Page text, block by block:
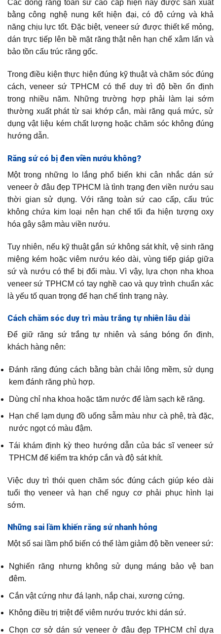
Các dòng răng toàn sứ cao cấp hiện nay được sản xuất
bằng công nghệ nung kết hiện đại, có độ cứng và khả
năng chịu lực tốt. Đặc biệt, veneer sứ được thiết kế mỏng,
dán trực tiếp lên bề mặt răng thật nên hạn chế xâm lấn và
bảo tồn cấu trúc răng gốc.
Trong điều kiện thực hiện đúng kỹ thuật và chăm sóc đúng
cách, veneer sứ TPHCM có thể duy trì độ bền ổn định
trong nhiều năm. Những trường hợp phải làm lại sớm
thường xuất phát từ sai khớp cắn, mài răng quá mức, sử
dụng vật liệu kém chất lượng hoặc chăm sóc không đúng
hướng dẫn.
Răng sứ có bị đen viền nướu không?
Một trong những lo lắng phổ biến khi cân nhắc dán sứ
veneer ở đâu đẹp TPHCM là tình trạng đen viền nướu sau
thời gian sử dụng. Với răng toàn sứ cao cấp, cấu trúc
không chứa kim loại nên hạn chế tối đa hiện tượng oxy
hóa gây sậm màu viền nướu.
Tuy nhiên, nếu kỹ thuật gắn sứ không sát khít, vệ sinh răng
miệng kém hoặc viêm nướu kéo dài, vùng tiếp giáp giữa
sứ và nướu có thể bị đổi màu. Vì vậy, lựa chọn nha khoa
veneer sứ TPHCM có tay nghề cao và quy trình chuẩn xác
là yếu tố quan trọng để hạn chế tình trạng này.
Cách chăm sóc duy trì màu trắng tự nhiên lâu dài
Để giữ răng sứ trắng tự nhiên và sáng bóng ổn định,
khách hàng nên:
Đánh răng đúng cách bằng bàn chải lông mềm, sử dụng
kem đánh răng phù hợp.
Dùng chỉ nha khoa hoặc tăm nước để làm sạch kẽ răng.
Hạn chế lạm dụng đồ uống sẫm màu như cà phê, trà đặc,
nước ngọt có màu đậm.
Tái khám định kỳ theo hướng dẫn của bác sĩ veneer sứ
TPHCM để kiểm tra khớp cắn và độ sát khít.
Việc duy trì thói quen chăm sóc đúng cách giúp kéo dài
tuổi thọ veneer và hạn chế nguy cơ phải phục hình lại
sớm.
Những sai lầm khiến răng sứ nhanh hỏng
Một số sai lầm phổ biến có thể làm giảm độ bền veneer sứ:
Nghiến răng nhưng không sử dụng máng bảo vệ ban
đêm.
Cắn vật cứng như đá lạnh, nắp chai, xương cứng.
Không điều trị triệt để viêm nướu trước khi dán sứ.
Chọn cơ sở dán sứ veneer ở đâu đẹp TPHCM chỉ dựa